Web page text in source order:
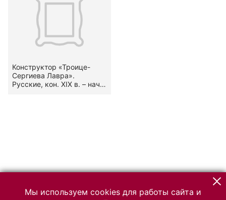
Конструктор «Троице-
Сергиева Лавра».
Русские, кон. XIX в. – нач.
Мы используем cookies для работы сайта и